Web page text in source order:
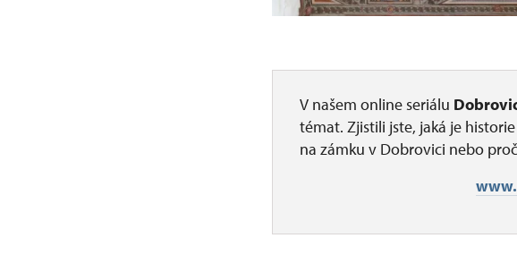
V našem online seriálu
témat. Zjistili jste, jaká je
na zámku v Dobrovici nebo